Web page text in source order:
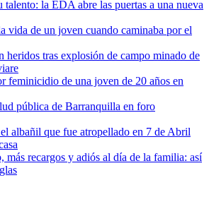
la EDA abre las puertas a una nueva
vida de un joven cuando caminaba por el
heridos tras explosión de campo minado de
feminicidio de una joven de 20 años en
pública de Barranquilla en foro
albañil que fue atropellado en 7 de Abril
más recargos y adiós al día de la familia: así